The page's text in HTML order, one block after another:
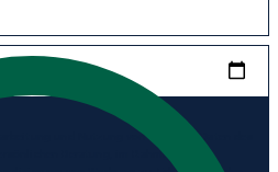
und Nutzung von Tracking-Daten des
Beratung, im Rahmen des